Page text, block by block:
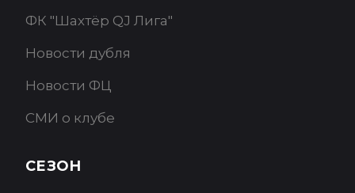
ФК "Шахтёр QJ Лига"
Новости дубля
Новости ФЦ
СМИ о клубе
СЕЗОН